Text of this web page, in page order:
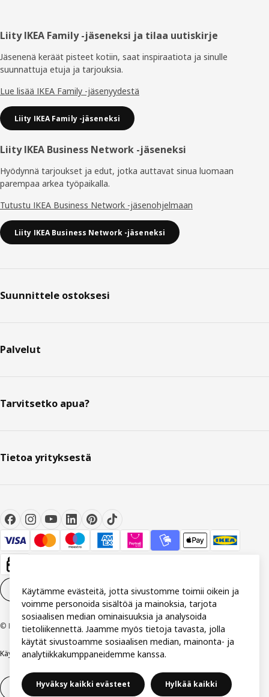
Alatunniste
Liity IKEA Family -jäseneksi ja tilaa uutiskirje
Jäsenenä keräät pisteet kotiin, saat inspiraatiota ja sinulle
suunnattuja etuja ja tarjouksia.​
Lue lisää IKEA Family -jäsenyydestä
Liity IKEA Family -jäseneksi
Liity IKEA Business Network -jäseneksi
Hyödynnä tarjoukset ja edut, jotka auttavat sinua luomaan
parempaa arkea työpaikalla.
Tutustu IKEA Business Network -jäsenohjelmaan
Liity IKEA Business Network -jäseneksi
Suunnittele ostoksesi
Palvelut
Tarvitsetko apua?
Tietoa yrityksestä
Evästeasetukset FI
© Inter IKEA Systems B.V 1999-2026
KäyttöehdotYksityisyys ja tietosuojaEvästekäytäntö
14 vuorokauden tilauksen peruuttamisoikeus
Käytämme evästeitä, jotta sivustomme toimii oikein ja
voimme personoida sisältöä ja mainoksia, tarjota
sosiaalisen median ominaisuuksia ja analysoida
tietoliikennettä. Jaamme myös tietoja tavasta, jolla
käytät sivustoamme sosiaalisen median, mainonta- ja
analytiikkakumppaneidemme kanssa.
Hyväksy kaikki evästeet Hylkää kaikki